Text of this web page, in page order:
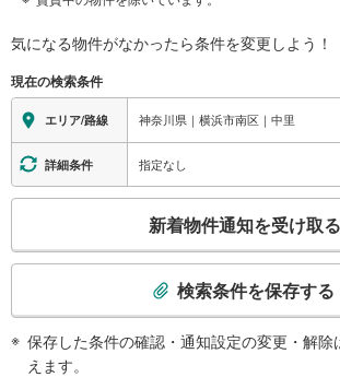
気になる物件がなかったら条件を変更しよう！
現在の検索条件
エリア/路線 神奈川県｜横浜市南区｜中里
詳細条件 指定なし
検
新着物件通知を受け取る
検索条件を保存する
保存した条件の確認・通知設定の変更・解除
えます。